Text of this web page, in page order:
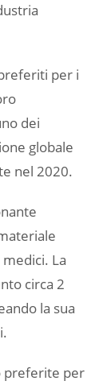
per i
dei
globale
nel 2020.
La
circa 2
la sua
preferite per